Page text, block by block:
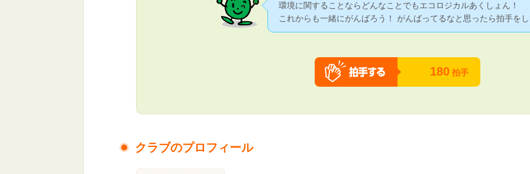
環境に関することならどんなことでもエコロジカルあくしょん！
これからも一緒にがんばろう！ がんばってるなと思ったら拍手を
180 拍手
クラブのプロフィール